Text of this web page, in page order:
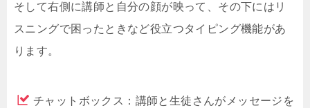
そして右側に講師と自分の顔が映って、その下にはリ
スニングで困ったときなど役立つタイピング機能があ
ります。
チャットボックス：講師と生徒さんがメッセージを